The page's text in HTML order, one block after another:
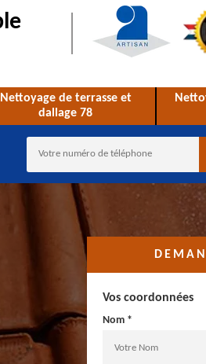
Nettoyage de terrasse et
dallage 78
Vos coordonnées
Nom *